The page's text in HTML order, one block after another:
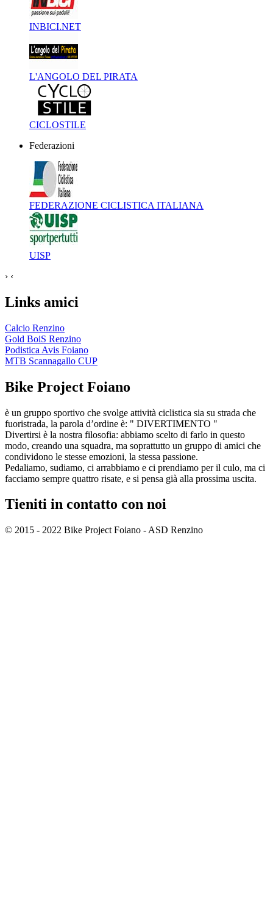
INBICI.NET
L'ANGOLO DEL PIRATA
CICLOSTILE
Federazioni
FEDERAZIONE CICLISTICA ITALIANA
UISP
› ‹
Links amici
Calcio Renzino
Gold BoiS Renzino
Podistica Avis Foiano
MTB Scannagallo CUP
Bike Project Foiano
è un gruppo sportivo che svolge attività ciclistica sia su strada che
fuoristrada, la parola d’ordine è: " DIVERTIMENTO "
Divertirsi è la nostra filosofia: abbiamo scelto di farlo in questo
modo, creando una squadra, ma soprattutto un gruppo di amici che
condividono le stesse emozioni, la stessa passione.
Pedaliamo, sudiamo, ci arrabbiamo e ci prendiamo per il culo, ma ci
facciamo sempre quattro risate, e si pensa già alla prossima uscita.
Tieniti in contatto con noi
© 2015 - 2022 Bike Project Foiano - ASD Renzino